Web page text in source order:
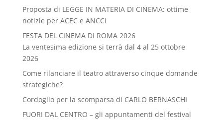
Proposta di LEGGE IN MATERIA DI CINEMA: ottime
notizie per ACEC e ANCCI
FESTA DEL CINEMA DI ROMA 2026
La ventesima edizione si terrà dal 4 al 25 ottobre
2026
Come rilanciare il teatro attraverso cinque domande
strategiche?
Cordoglio per la scomparsa di CARLO BERNASCHI
FUORI DAL CENTRO – gli appuntamenti del festival